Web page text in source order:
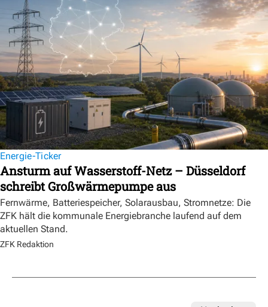
Energie-Ticker
Ansturm auf Wasserstoff-Netz – Düsseldorf
schreibt Großwärmepumpe aus
Fernwärme, Batteriespeicher, Solarausbau, Stromnetze: Die
ZFK hält die kommunale Energiebranche laufend auf dem
aktuellen Stand.
ZFK Redaktion